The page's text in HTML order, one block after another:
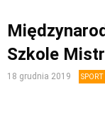
Szkole
18 grudnia 2019 SPORT